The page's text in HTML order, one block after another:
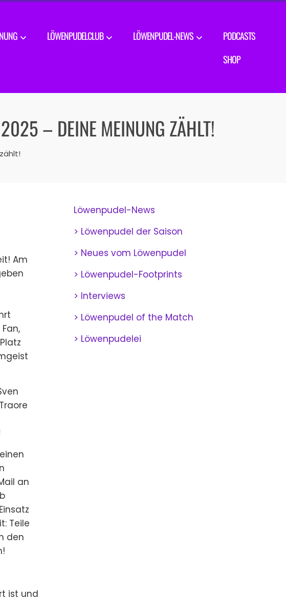
LÖWENPUDELCLUB LÖWENPUDEL-NEWS
PODCASTS
SHOP
– DEINE MEINUNG ZÄHLT!
Am
an
Teile
den
ist und
Löwenpudel-News
> Löwenpudel der Saison
> Neues vom Löwenpudel
> Löwenpudel-Footprints
> Interviews
> Löwenpudel of the Match
> Löwenpudelei